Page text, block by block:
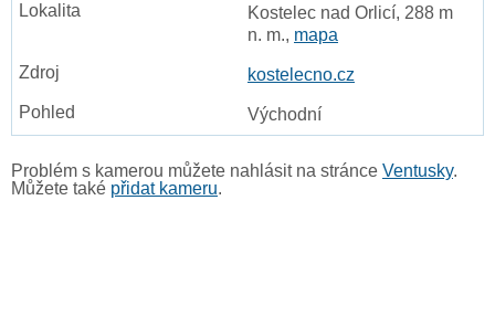
Kostelec nad Orlicí, 288 m
n. m., mapa
kostelecno.cz
Východní
Problém s kamerou můžete nahlásit na stránce Ventusky.
Můžete také přidat kameru.